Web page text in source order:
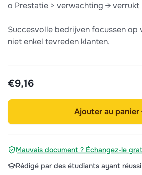
o Prestatie > verwachting → verrukt
Succesvolle bedrijven focussen op
niet enkel tevreden klanten.
€9,16
Ajouter au panier
Mauvais document ? Échangez-le
Rédigé par des étudiants ayant réussi